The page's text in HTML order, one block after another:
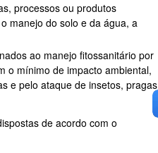
processos ou produtos
manejo do solo e da água, a
ao manejo fitossanitário por
o mínimo de impacto ambiental,
e pelo ataque de insetos, pragas
de acordo com o